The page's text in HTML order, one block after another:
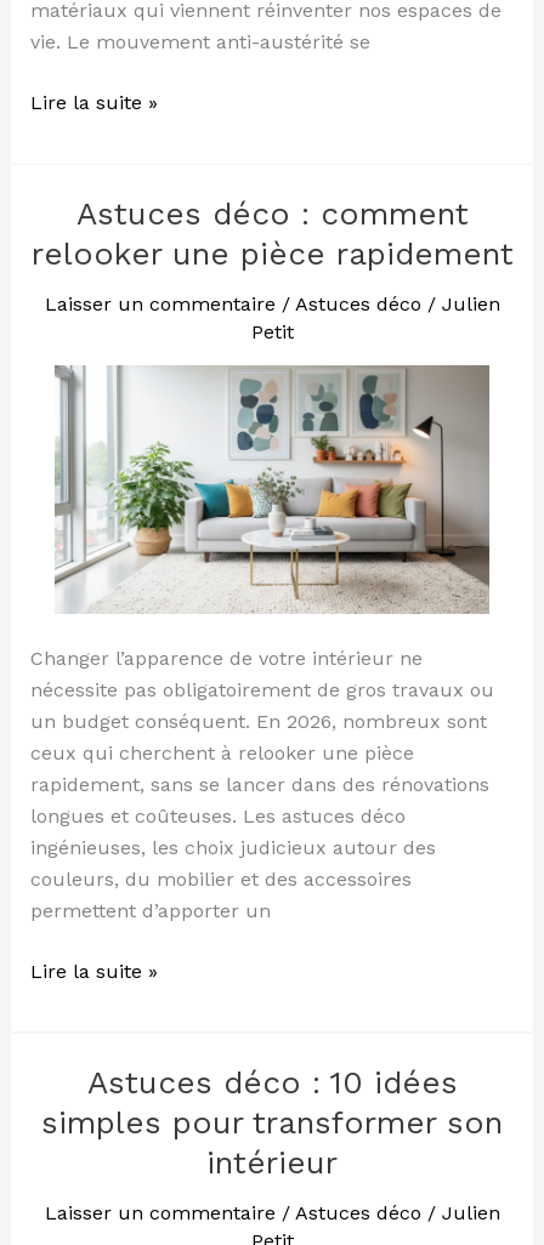
matériaux qui viennent réinventer nos espaces de
vie. Le mouvement anti-austérité se
Lire la suite »
Astuces déco : comment
relooker une pièce rapidement
Laisser un commentaire / Astuces déco / Julien
Petit
Changer l’apparence de votre intérieur ne
nécessite pas obligatoirement de gros travaux ou
un budget conséquent. En 2026, nombreux sont
ceux qui cherchent à relooker une pièce
rapidement, sans se lancer dans des rénovations
longues et coûteuses. Les astuces déco
ingénieuses, les choix judicieux autour des
couleurs, du mobilier et des accessoires
permettent d’apporter un
Astuces
déco
comment
une
pièce
Lire la suite »
Astuces déco : 10 idées
simples pour transformer son
intérieur
Laisser un commentaire / Astuces déco / Julien
Petit
Astuces
déco
idées